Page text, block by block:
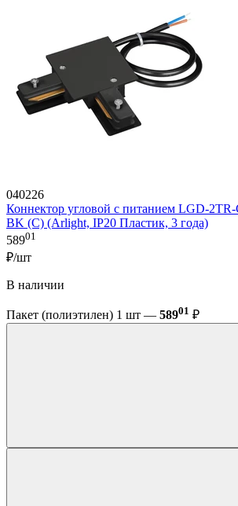
040226
Коннектор угловой с питанием LGD-
BK (C) (Arlight, IP20 Пластик, 3 года)
58901
₽/шт
В наличии
Пакет (полиэтилен) 1 шт — 58901 ₽